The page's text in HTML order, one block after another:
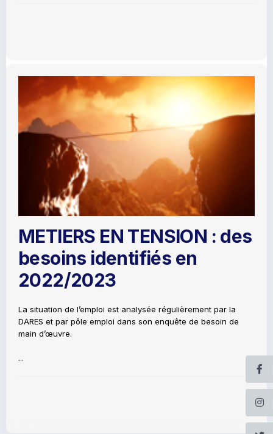
METIERS EN TENSION : des
besoins identifiés en
2022/2023
La situation de l’emploi est analysée régulièrement par la
DARES et par pôle emploi dans son enquête de besoin de
main d’œuvre.
...